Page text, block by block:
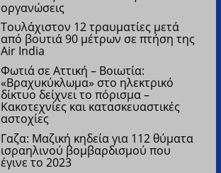
οργανώσεις
Τουλάχιστον 12 τραυματίες μετά
από βουτιά 90 μέτρων σε πτήση της
Air India
Φωτιά σε Αττική – Βοιωτία:
«Βραχυκύκλωμα» στο ηλεκτρικό
δίκτυο δείχνει το πόρισμα –
Κακοτεχνίες και κατασκευαστικές
αστοχίες
Γαζα: Μαζική κηδεία για 112 θύματα
ισραηλινού βομβαρδισμού που
έγινε το 2023